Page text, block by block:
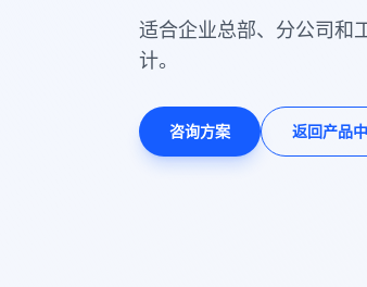
适合企业总部、分公司和
计。
咨询方案 返回产品